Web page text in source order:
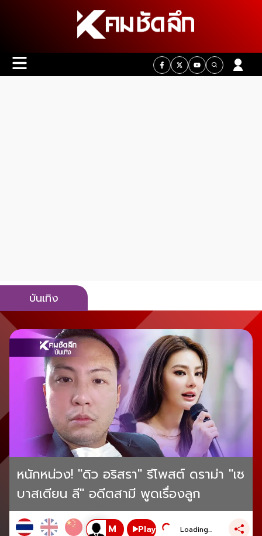
บันเทิง
หนักหน่วง! "ดิว อริสรา" รีโพสต์ ดราม่า "เซ
บาสเตียน ลี" อดีตสามี พูดเรื่องลูก
Play Loading...